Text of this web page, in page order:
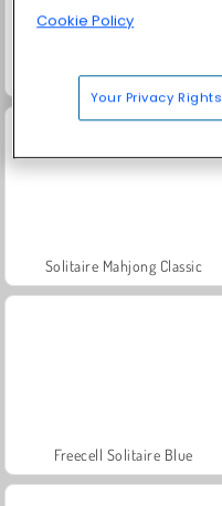
Solitaire Story TriPeaks 5
Solitaire Mahjong Classic
Freecell Solitaire Blue
Cookie Policy
Your Privacy Rights